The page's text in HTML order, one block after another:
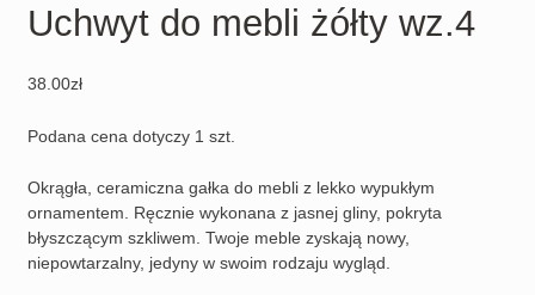
Uchwyt do mebli żółty wz.4
38.00zł
Podana cena dotyczy 1 szt.
Okrągła, ceramiczna gałka do mebli z lekko wypukłym
ornamentem. Ręcznie wykonana z jasnej gliny, pokryta
błyszczącym szkliwem. Twoje meble zyskają nowy,
niepowtarzalny, jedyny w swoim rodzaju wygląd.